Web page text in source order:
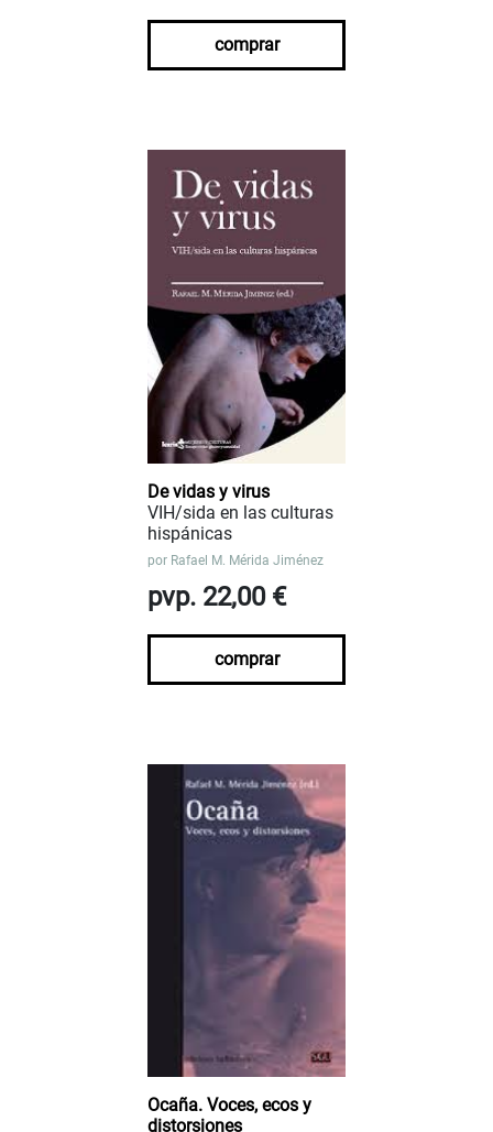
comprar
De vidas y virus
VIH/sida en las culturas
hispánicas
por Rafael M. Mérida Jiménez
pvp. 22,00 €
comprar
Ocaña. Voces, ecos y
distorsiones